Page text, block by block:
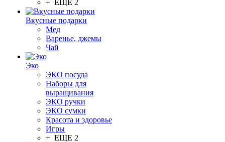
+ ЕЩЕ 2
Вкусные подарки
Мед
Варенье, джемы
Чай
Эко
ЭКО посуда
Наборы для
выращивания
ЭКО ручки
ЭКО сумки
Красота и здоровье
Игры
+ ЕЩЕ 2